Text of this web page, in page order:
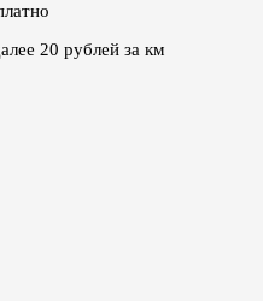
20 рублей за км